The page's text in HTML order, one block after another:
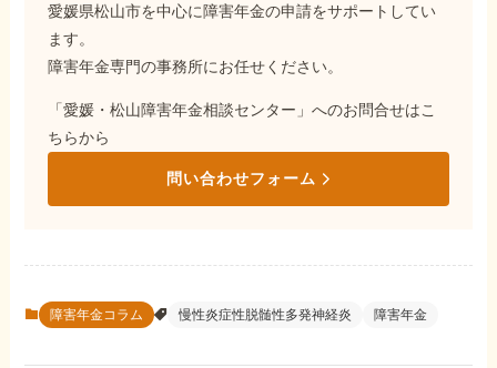
愛媛県松山市を中心に障害年金の申請をサポートしてい
ます。
障害年金専門の事務所にお任せください。
「愛媛・松山障害年金相談センター」へのお問合せはこ
ちらから
問い合わせフォーム
障害年金コラム 慢性炎症性脱髄性多発神経炎 障害年金